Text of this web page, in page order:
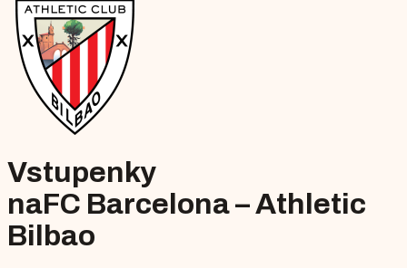
Vstupenky
naFC Barcelona – Athletic
Bilbao